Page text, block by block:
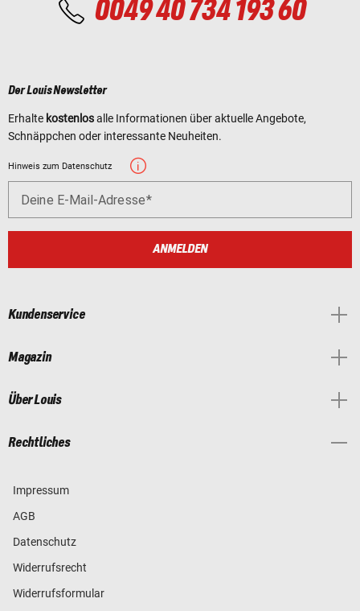
0049 40 734 193 60
Der Louis Newsletter
Erhalte kostenlosalle Informationen über aktuelle Angebote,
Schnäppchen oder interessante Neuheiten.
Hinweis zum Datenschutz
Deine E-Mail-Adresse
ANMELDEN
Kundenservice
Magazin
Über Louis
Rechtliches
Impressum
AGB
Datenschutz
Widerrufsrecht
Widerrufsformular